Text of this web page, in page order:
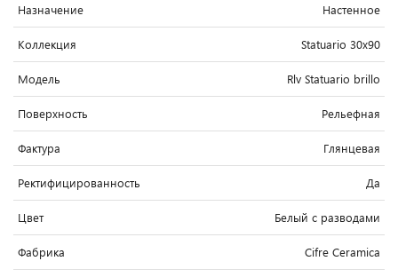
Назначение Настенное
Коллекция Statuario 30x90
Модель Rlv Statuario brillo
Поверхность Рельефная
Фактура Глянцевая
Ректифицированность Да
Цвет Белый c разводами
Фабрика Cifre Ceramica